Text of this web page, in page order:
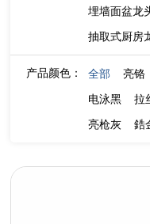
埋墙面盆龙
抽取式厨房
产品颜色： 全部 亮铬
电泳黑
拉
亮枪灰
鋯